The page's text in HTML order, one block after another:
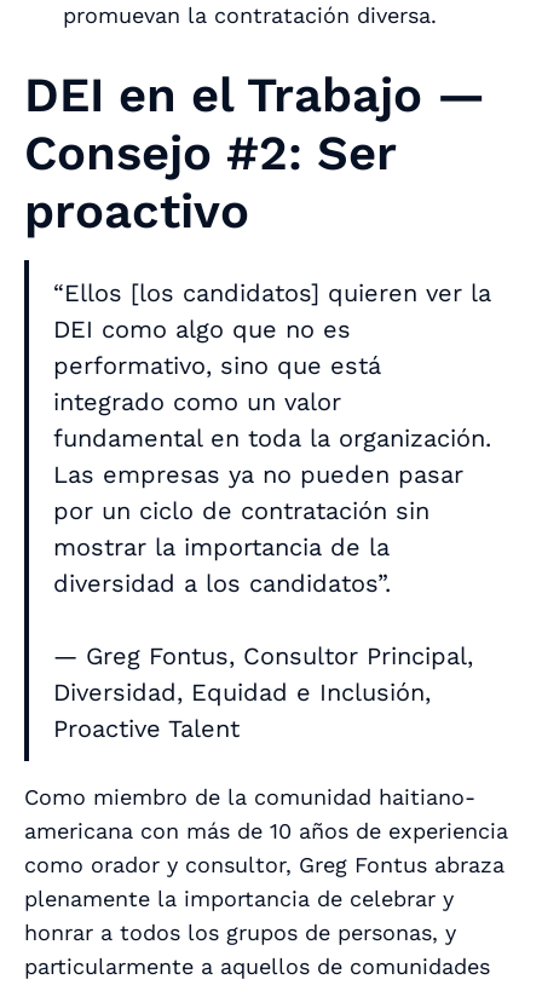
promuevan la contratación diversa.
DEI en el Trabajo —
Consejo #2: Ser
proactivo
“Ellos [los candidatos] quieren ver la
DEI como algo que no es
performativo, sino que está
integrado como un valor
fundamental en toda la organización.
Las empresas ya no pueden pasar
por un ciclo de contratación sin
mostrar la importancia de la
diversidad a los candidatos”.
— Greg Fontus, Consultor Principal,
Diversidad, Equidad e Inclusión,
Proactive Talent
Como miembro de la comunidad haitiano-
americana con más de 10 años de experiencia
como orador y consultor, Greg Fontus abraza
plenamente la importancia de celebrar y
honrar a todos los grupos de personas, y
particularmente a aquellos de comunidades